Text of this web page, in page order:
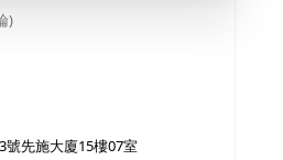
)
號先施大廈15樓07室